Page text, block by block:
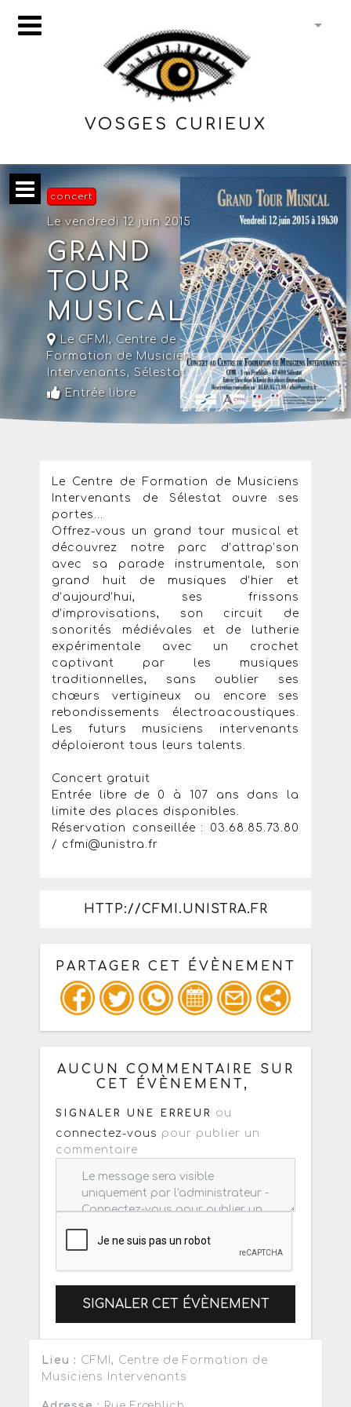
VOSGES CURIEUX
concert
Le vendredi 12 juin 2015
GRAND
TOUR
MUSICAL
Le CFMI, Centre de
Formation de Musiciens
Intervenants,Sélestat
Entrée libre
Le Centre de Formation de Musiciens
Intervenants de Sélestat ouvre ses
portes...
Offrez-vous un grand tour musical et
découvrez notre parc d’attrap’son
avec sa parade instrumentale, son
grand huit de musiques d’hier et
d’aujourd’hui, ses frissons
d’improvisations, son circuit de
sonorités médiévales et de lutherie
expérimentale avec un crochet
captivant par les musiques
traditionnelles, sans oublier ses
chœurs vertigineux ou encore ses
rebondissements électroacoustiques.
Les futurs musiciens intervenants
déploieront tous leurs talents.
Concert gratuit
Entrée libre de 0 à 107 ans dans la
limite des places disponibles.
Réservation conseillée : 03.68.85.73.80
/ cfmi@unistra.fr
HTTP://CFMI.UNISTRA.FR
PARTAGER CET ÉVÈNEMENT
Copiez les infos ci-dessous pour un
: mail / forum / réseau social
AUCUN COMMENTAIRE SUR
CET ÉVÈNEMENT,
SIGNALER UNE ERREUR
ou
connectez-vous pour publier un
commentaire
SIGNALER CET ÉVÈNEMENT
Lieu : CFMI, Centre de Formation de
Musiciens Intervenants